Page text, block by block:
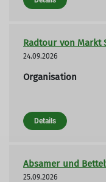
Radtour von Markt
24.09.2026
Organisation
Details
Absamer und
25.09.2026